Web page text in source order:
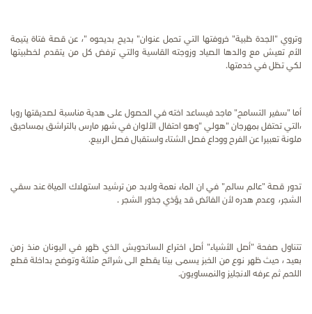
وتروي "الجدة ظبية" خروفتها التي تحمل عنوان" بديح بديحوه "، عن قصة فتاة يتيمة
الأم تعيش مع والدها الصياد وزوجته القاسية والتي ترفض كل من يتقدم لخطبيتها
لكي تظل في خدمتها.
أما "سفير التسامح" ماجد فيساعد اخته في الحصول على هدية مناسبة لصديقتها روبا
،التي تحتفل بمهرجان "هولي "وهو احتفال الألوان في شهر مارس بالتراشق بمساحيق
ملونة تعبيرا عن الفرح ووداع فصل الشتاء واستقبال فصل الربيع.
تدور قصة "عالم سالم" في ان الماء نعمة ولابد من ترشيد استهلاك المياة عند سقي
الشجر، وعدم هدره لأن الفائض قد يؤذي جذور الشجر .
تتناول صفحة "أصل الأشياء" أصل اختراع الساندويش الذي ظهر في اليونان منذ زمن
بعيد ، حيث ظهر نوع من الخبز يسمى بيتا يقطع الى شرائح مثلثة وتوضح بداخلة قطع
اللحم ثم عرفه الانجليز والنمساويون.